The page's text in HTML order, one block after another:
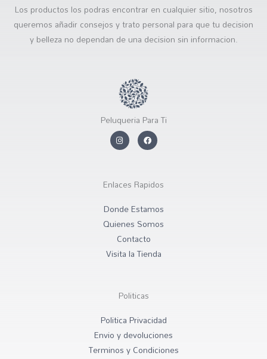
Los productos los podras encontrar en cualquier sitio, nosotros
queremos añadir consejos y trato personal para que tu decision
y belleza no dependan de una decision sin informacion.
Peluqueria Para Ti
In
s
ra
F
a
c
o
k
Enlaces Rapidos
Donde Estamos
Quienes Somos
Contacto
Visita la Tienda
Politicas
Politica Privacidad
Envio y devoluciones
Terminos y Condiciones